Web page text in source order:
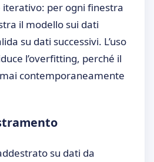
iterativo: per ogni finestra
il modello sui dati
su dati successivi. L’uso
l’overfitting, perché il
contemporaneamente
su dati da